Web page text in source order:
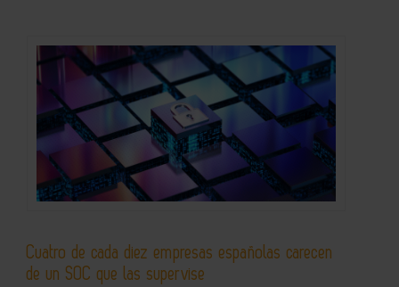
Cuatro de cada diez empresas españolas carecen
de un SOC que las supervise